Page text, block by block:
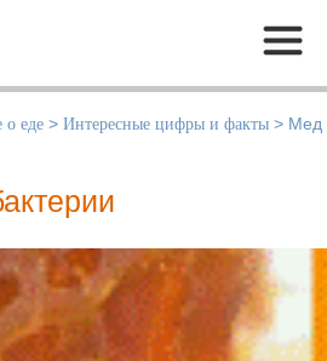
Меню
о еде > Интересные цифры и факты > Мед